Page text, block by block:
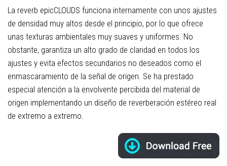
La reverb epicCLOUDS funciona internamente con unos ajustes
de densidad muy altos desde el principio, por lo que ofrece
unas texturas ambientales muy suaves y uniformes. No
obstante, garantiza un alto grado de claridad en todos los
ajustes y evita efectos secundarios no deseados como el
enmascaramiento de la señal de origen. Se ha prestado
especial atención a la envolvente percibida del material de
origen implementando un diseño de reverberación estéreo real
de extremo a extremo.